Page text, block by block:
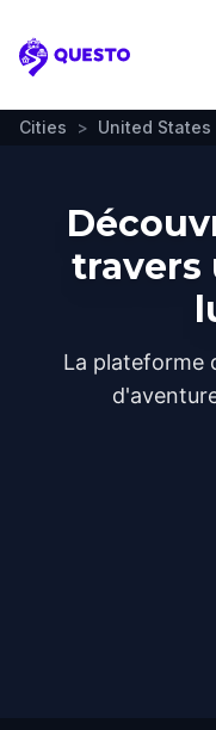
Questo
Cities > United States
travers
La plateforme